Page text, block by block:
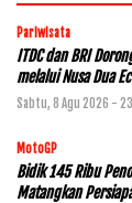
Pariwisata
ITDC dan BRI
melalui Nusa Dua
Sabtu, 8 Agu 2026 -
MotoGP
Bidik 145 Ribu
Matangkan